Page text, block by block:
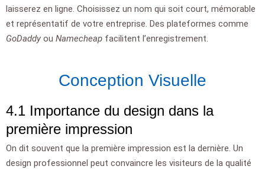
laisserez en ligne. Choisissez un nom qui soit court, mémorable
et représentatif de votre entreprise. Des plateformes comme
GoDaddy ou Namecheap facilitent l’enregistrement.
Conception Visuelle
4.1 Importance du design dans la
première impression
On dit souvent que la première impression est la dernière. Un
design professionnel peut convaincre les visiteurs de la qualité